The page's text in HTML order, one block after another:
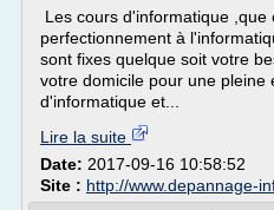
Les cours d'informatique ,que
perfectionnement à
sont fixes quelque soit votre
votre domicile pour une pleine
d'informatique et...
Lire la suite
Date: 2017-09-16 10:58:52
Site : http://www.depannage-